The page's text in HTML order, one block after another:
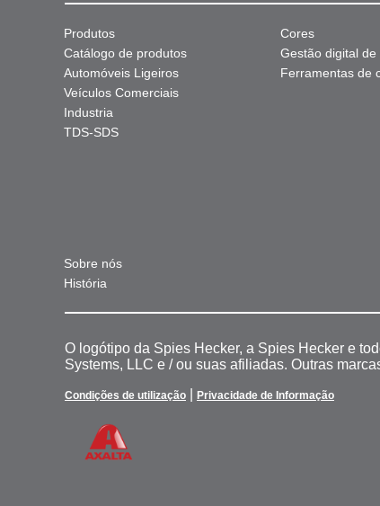
Produtos
Catálogo de produtos
Automóveis Ligeiros
Veículos Comerciais
Industria
TDS-SDS
Cores
Gestão digital de
Ferramentas de
Sobre nós
História
O logótipo da Spies Hecker, a Spies Hecker e
Systems, LLC e / ou suas afiliadas. Outras
Condições de utilização Privacidade de Informação